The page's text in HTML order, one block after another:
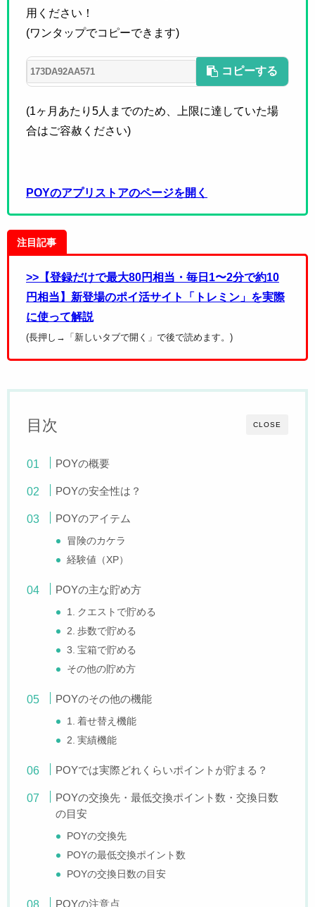
用ください！
(ワンタップでコピーできます)
コピーする
(1ヶ月あたり5人までのため、上限に達していた場
合はご容赦ください)
POYのアプリストアのページを開く
注目記事
>>【登録だけで最大80円相当・毎日1〜2分で約10
円相当】新登場のポイ活サイト「トレミン」を実際
に使って解説
(長押し→「新しいタブで開く」で後で読めます。)
CLOSE
目次
POYの概要
POYの安全性は？
POYのアイテム
冒険のカケラ
経験値（XP）
POYの主な貯め方
1. クエストで貯める
2. 歩数で貯める
3. 宝箱で貯める
その他の貯め方
POYのその他の機能
1. 着せ替え機能
2. 実績機能
POYでは実際どれくらいポイントが貯まる？
POYの交換先・最低交換ポイント数・交換日数
の目安
POYの交換先
POYの最低交換ポイント数
POYの交換日数の目安
POYの注意点